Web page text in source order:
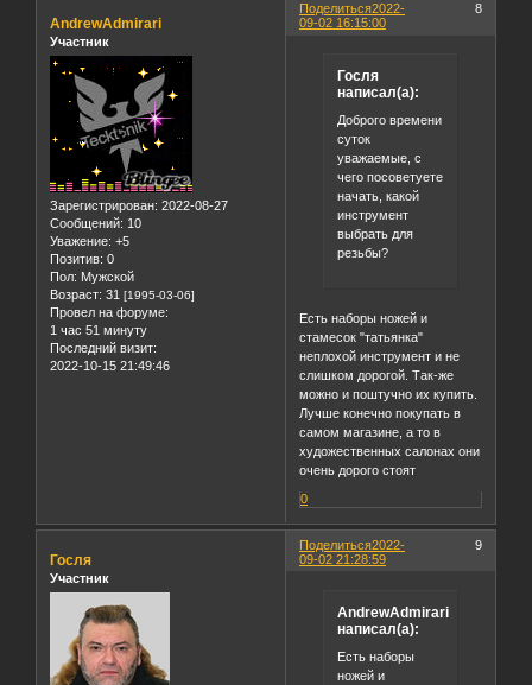
Поделиться 8
2022-
09-02 16:15:00
AndrewAdmirari
Участник
Зарегистрирован: 2022-08-27
Сообщений: 10
Уважение: +5
Позитив: 0
Пол: Мужской
Возраст: 31 [1995-03-06]
Провел на форуме:
1 час 51 минуту
Последний визит:
2022-10-15 21:49:46
Госля
написал(а):
Доброго времени
суток
уважаемые, с
чего посоветуете
начать, какой
инструмент
выбрать для
резьбы?
Есть наборы ножей и
стамесок "татьянка"
неплохой инструмент и не
слишком дорогой. Так-же
можно и поштучно их купить.
Лучше конечно покупать в
самом магазине, а то в
художественных салонах они
очень дорого стоят
0
Поделиться 9
2022-
09-02 21:28:59
Госля
Участник
AndrewAdmirari
написал(а):
Есть наборы
ножей и